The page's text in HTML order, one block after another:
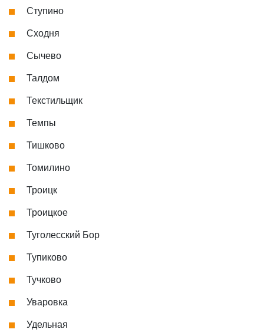
Ступино
Сходня
Сычево
Талдом
Текстильщик
Темпы
Тишково
Томилино
Троицк
Троицкое
Туголесский Бор
Тупиково
Тучково
Уваровка
Удельная